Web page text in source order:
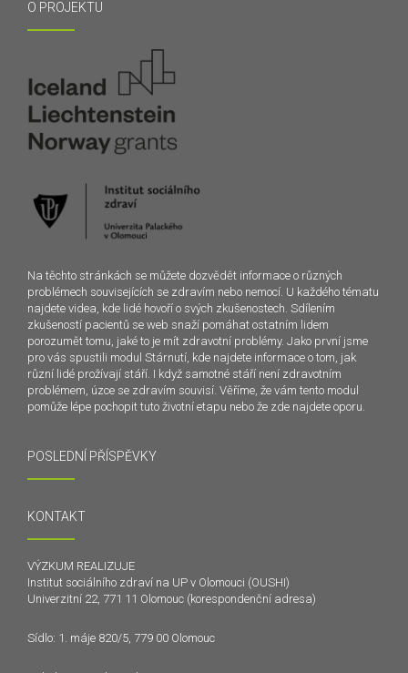
O PROJEKTU
Na těchto stránkách se můžete dozvědět informace o různých
problémech souvisejících se zdravím nebo nemocí. U každého tématu
najdete videa, kde lidé hovoří o svých zkušenostech. Sdílením
zkušeností pacientů se web snaží pomáhat ostatním lidem
porozumět tomu, jaké to je mít zdravotní problémy. Jako první jsme
pro vás spustili modul Stárnutí, kde najdete informace o tom, jak
různí lidé prožívají stáří. I když samotné stáří není zdravotním
problémem, úzce se zdravím souvisí. Věříme, že vám tento modul
pomůže lépe pochopit tuto životní etapu nebo že zde najdete oporu.
POSLEDNÍ PŘÍSPĚVKY
KONTAKT
VÝZKUM REALIZUJE
Institut sociálního zdraví na UP v Olomouci (OUSHI)
Univerzitní 22, 771 11 Olomouc (korespondenční adresa)
Sídlo: 1. máje 820/5, 779 00 Olomouc